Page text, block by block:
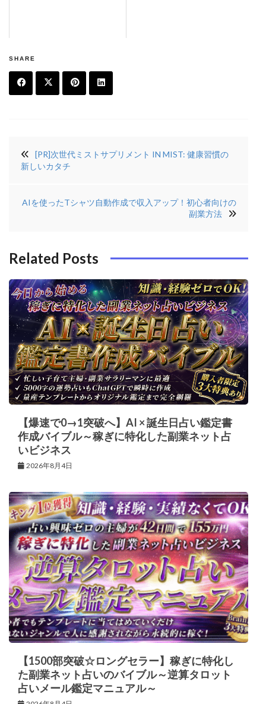
SHARE
e
t
r
e
n
稿
ビ
シ
ン
[PR]次世代ミストサプリメント IN MIST: 健康習慣の
新しいカタチ
AIを使ったTシャツ自動作成で収入アップ！初心者向けの
副業方法
Related Posts
【爆速で0→1突破へ】AI × 誕生日占い鑑定書
作成バイブル～稼ぎに特化した副業ネット占
いビジネス
2026年8月4日
【1500部突破☆ロングセラー】稼ぎに特化し
た副業ネット占いのバイブル～逆算タロット
占いメール鑑定マニュアル～